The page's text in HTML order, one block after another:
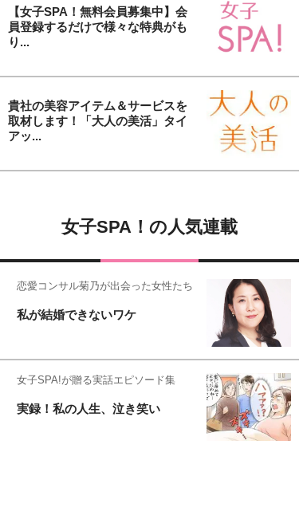
【女子SPA！無料会員募集中】会
員登録するだけで様々な特典がも
り...
貴社の美容アイテム＆サービスを
取材します！「大人の美活」タイ
アッ...
女子SPA！の人気連載
恋愛コンサル菊乃が出会った女性たち
私が結婚できないワケ
女子SPA!が贈る実話エピソード集
実録！私の人生、泣き笑い